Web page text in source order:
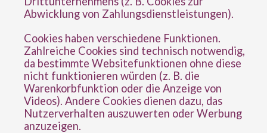
Abwicklung von Zahlungsdienstleistungen).
Cookies haben verschiedene Funktionen.
Zahlreiche Cookies sind technisch notwendig,
da bestimmte Websitefunktionen ohne diese
nicht funktionieren würden (z. B. die
Warenkorbfunktion oder die Anzeige von
Videos). Andere Cookies dienen dazu, das
Nutzerverhalten auszuwerten oder Werbung
anzuzeigen.